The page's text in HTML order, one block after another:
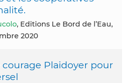
, Editions Le Bord de l’Eau,
2020
courage Plaidoyer pour